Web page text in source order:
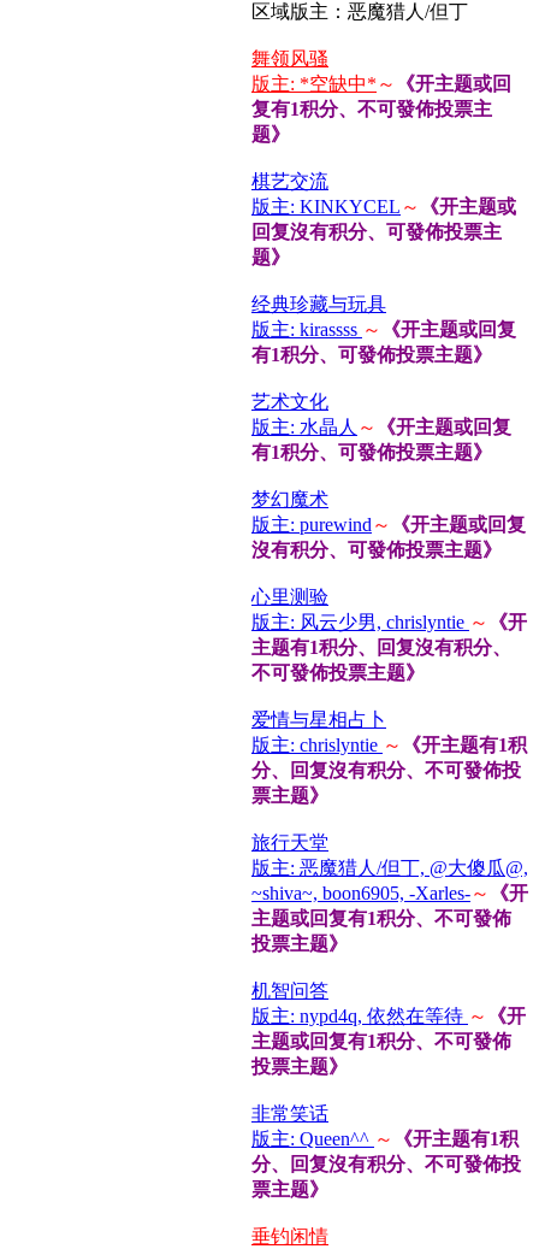
区域版主：恶魔猎人/但丁
舞领风骚
版主: *空缺中* ～
《开主题或回
复有1积分、不可發佈投票主
题》
棋艺交流
版主: KINKYCEL ～
《开主题或
回复沒有积分、可發佈投票主
题》
经典珍藏与玩具
版主: kirassss ～
《开主题或回复
有1积分、可發佈投票主题》
艺术文化
版主: 水晶人 ～
《开主题或回复
有1积分、可發佈投票主题》
梦幻魔术
版主: purewind ～
《开主题或回复
沒有积分、可發佈投票主题》
心里测验
版主: 风云少男, chrislyntie ～
《开
主题有1积分、回复沒有积分、
不可發佈投票主题》
爱情与星相占卜
版主: chrislyntie ～
《开主题有1积
分、回复沒有积分、不可發佈投
票主题》
旅行天堂
版主: 恶魔猎人/但丁, @大傻瓜@,
~shiva~, boon6905, -Xarles-～
《开
主题或回复有1积分、不可發佈
投票主题》
机智问答
版主: nypd4q, 依然在等待 ～
《开
主题或回复有1积分、不可發佈
投票主题》
非常笑话
版主: Queen^^ ～
《开主题有1积
分、回复沒有积分、不可發佈投
票主题》
垂钓闲情